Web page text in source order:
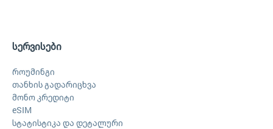
სერვისები
როუმინგი
თანხის გადარიცხვა
მონო კრედიტი
eSIM
სტატისტიკა და დეტალური